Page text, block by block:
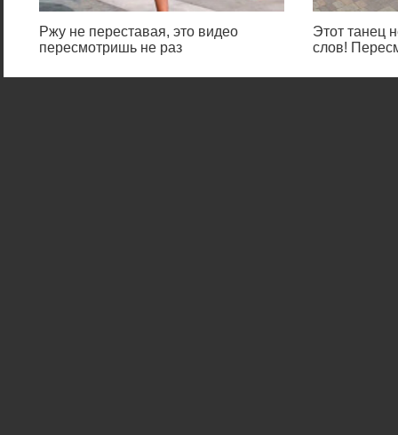
Ржу не переставая, это видео
пересмотришь не раз
Этот танец
слов!